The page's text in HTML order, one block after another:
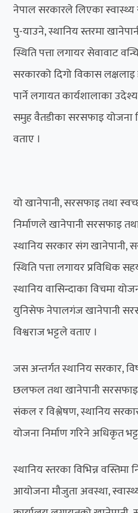
नेपाल सरकारले लिएका
पु-याउने, स्थानिय स्तरमा
स्थिति पत्ता लगायर सेवावाट
सरकारको दिगो विकास
पार्ने लगायत कार्यशालाका
समुह वैतडीका सरसफाइ योजना
वताए ।
यो खानेपानी, सरसफाइ तथा
निर्माणले खानेपानी सरसफाइ
स्थानिय सरकार संग खानेपानी,
स्थिति पत्ता लगायर प्रविधिक
स्थानिय वासिन्दाका विचमा
युनिसेफ नेपालगंज खानेपानी
विश्वराज भट्टले वताए ।
जस अन्तर्गत स्थानिय सरकार,
छलफल तथा खानेपानी सरसफाइ
संकल र विश्लेषण, स्थानिय
योजना निर्माण गरिने अधिकृत
स्थानिय स्तरका विभिन्न वस्तिमा
आयोजना मौजुता अवस्था,